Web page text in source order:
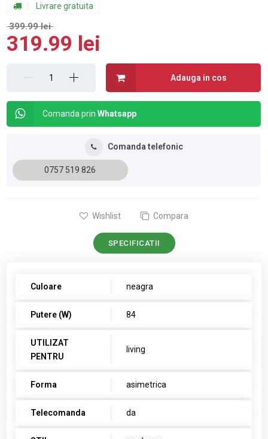
Livrare gratuita
399.99 lei
319.99 lei
Adauga in cos
Comanda prinWhatsapp
Comanda telefonic
0757 519 826
Wishlist Compara
SPECIFICATII
Culoare neagra
Putere (W) 84
UTILIZAT
PENTRU
living
Forma asimetrica
Telecomanda da